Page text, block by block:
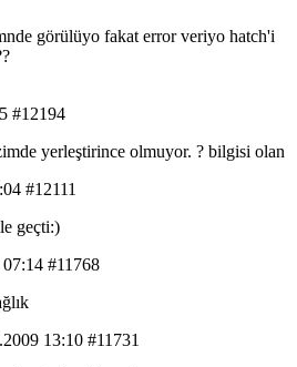
görülüyo fakat error veriyo hatch'i
#12194
yerleştirince olmuyor. ? bilgisi olan
#12111
geçti:)
#11768
13:10 #11731